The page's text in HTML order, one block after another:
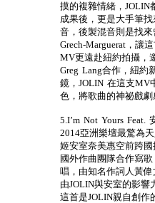
摸的複雜情緒，JOLIN
成果後，更是大手筆
音，後製混音則是找
Grech-Marguerat，讓
MV更遠赴紐約拍攝，
Greg Lang合作，紐約
鏡，JOLIN 在這支MV
色，將歌曲的神祕戲
5.I’m Not Yours Feat.
2014亞洲樂壇最驚為
姬安室奈美惠空前跨
國外作曲團隊合作寫
唱，由知名作詞人黃
由JOLIN與安室的影響
這首是JOLIN親自創作